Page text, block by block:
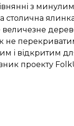
з
столична
не
і відкритим
проекту